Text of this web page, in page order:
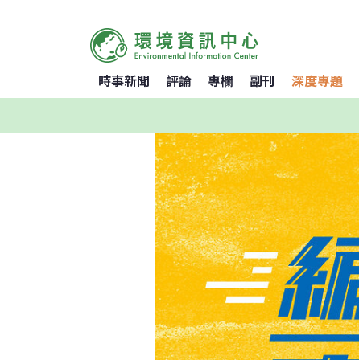
時事新聞 評論 專欄 副刊 深度專題